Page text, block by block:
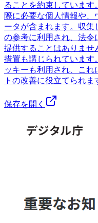
ることを約束していま
際に必要な個人情報や
ータが含まれます。収集
の参考に利用され、法令
提供することはありませ
措置も講じられています
ッキーも利用され、これ
トの改善に役立てられま
保存を開く